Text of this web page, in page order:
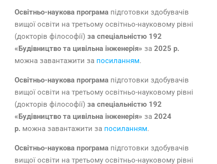
Освітньо-наукова програма підготовки здобувачів
вищої освіти на третьому освітньо-науковому рівні
(докторів філософії) за спеціальністю 192
«Будівництво та цивільна інженерія» за 2025 р.
можна завантажити за посиланням.
Освітньо-наукова програма підготовки здобувачів
вищої освіти на третьому освітньо-науковому рівні
(докторів філософії) за спеціальністю 192
«Будівництво та цивільна інженерія» за 2024
р. можна завантажити за посиланням.
Освітньо-наукова програма підготовки здобувачів
вищої освіти на третьому освітньо-науковому рівні